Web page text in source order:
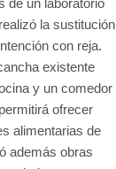
de un laboratorio
la sustitución
con reja.
existente
y un comedor
ofrecer
alimentarias de
además obras